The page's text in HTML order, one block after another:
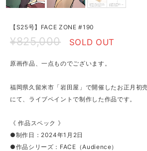
【S25号】FACE ZONE #190
¥825,000 SOLD OUT
原画作品、一点ものでございます。
福岡県久留米市「岩田屋」で開催したお正月初
にて、ライブペイントで制作した作品です。
《 作品スペック 》
●制作日：2024年1月2日
●作品シリーズ：FACE（Audience）